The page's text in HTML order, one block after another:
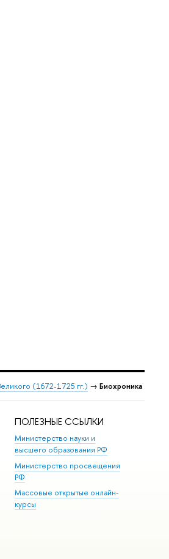
(1672-1725 гг.) → Биохроника
ПОЛЕЗНЫЕ ССЫЛКИ
Министерство науки и
высшего образования РФ
Министерство просвещения
РФ
Массовые открытые онлайн-
курсы